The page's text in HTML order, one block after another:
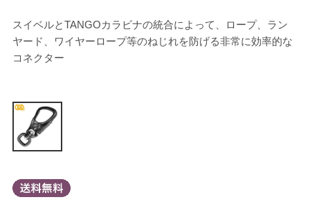
スイベルとTANGOカラビナの統合によって、ロープ、ラン
ヤード、ワイヤーロープ等のねじれを防げる非常に効率的な
コネクター